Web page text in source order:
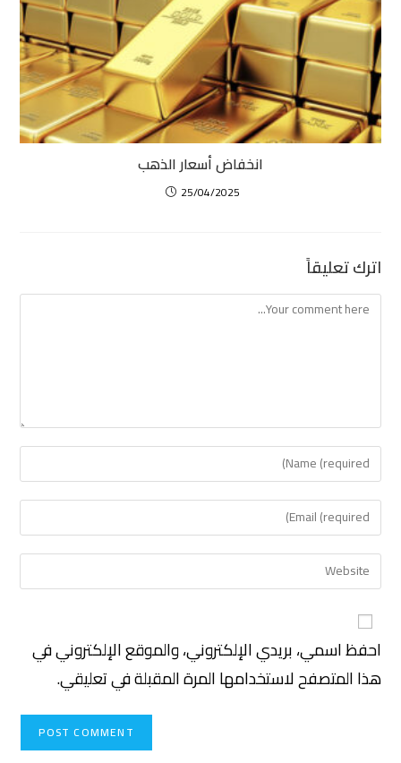
انخفاض أسعار الذهب
25/04/2025
اترك تعليقاً
احفظ اسمي، بريدي الإلكتروني، والموقع الإلكتروني في
هذا المتصفح لاستخدامها المرة المقبلة في تعليقي.